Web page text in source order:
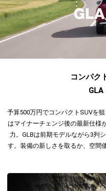
コンパク
GLA
予算500万円でコンパクトSUVを
はマイナーチェンジ後の最新仕様
力。GLBは前期モデルながら3列
す。装備の新しさを取るか、空間